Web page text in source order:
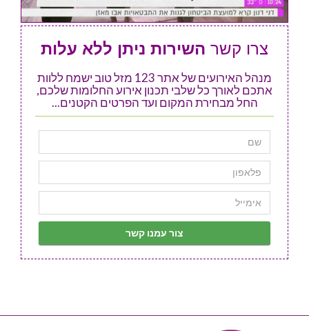
צרו קשר השירות ניתן ללא עלות
מנהל האירועים של אתר 123 מזל טוב ישמח ללוות
אתכם לאורך כל שלבי תכנון אירוע החלומות שלכם,
החל מבחירת המקום ועד הפרטים הקטנים...